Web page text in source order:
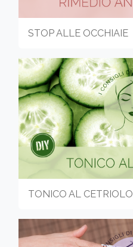
STOP ALLE OCCHIAIE
TONICO AL CETRIOLO